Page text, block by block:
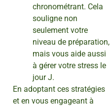
chronométrant. Cela
souligne non
seulement votre
niveau de préparation,
mais vous aide aussi
à gérer votre stress le
jour J.
En adoptant ces stratégies
et en vous engageant à